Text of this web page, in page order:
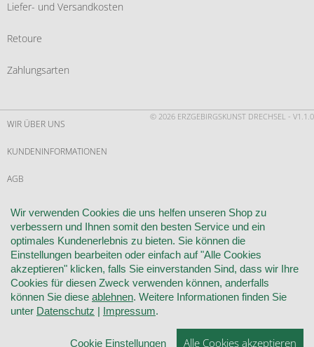
Liefer- und Versandkosten
Retoure
Zahlungsarten
© 2026 ERZGEBIRGSKUNST DRECHSEL - V1.1.0
WIR ÜBER UNS
KUNDENINFORMATIONEN
AGB
WIDERRUF
VERTRAG WIDERRUFEN
KONTAKT
DATENSCHUTZ
COOKIE-EINSTELLUNGEN
Wir verwenden Cookies die uns helfen unseren Shop zu
verbessern und Ihnen somit den besten Service und ein
optimales Kundenerlebnis zu bieten. Sie können die
Einstellungen bearbeiten oder einfach auf "Alle Cookies
akzeptieren" klicken, falls Sie einverstanden Sind, dass wir Ihre
Cookies für diesen Zweck verwenden können, anderfalls
können Sie diese ablehnen. Weitere Informationen finden Sie
unter Datenschutz | Impressum.
Cookie Einstellungen Alle Cookies akzeptieren